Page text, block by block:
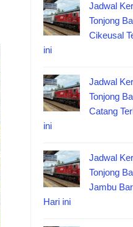
Jadwal
Tonjong
Cikeusal
ini
Jadwal
Tonjong
Catang
ini
Jadwal
Tonjong
Jambu
Hari ini